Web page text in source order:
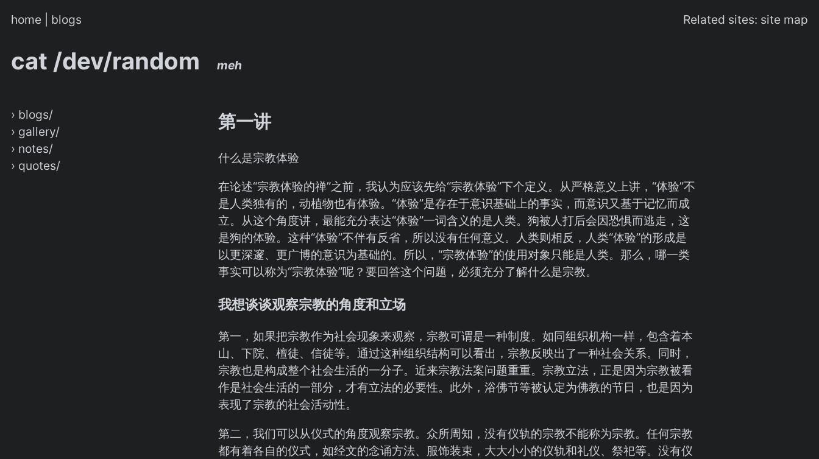
home blogs Related sites: site map
cat /dev/random meh
› blogs/
› gallery/
› notes/
› quotes/
第一讲
什么是宗教体验
在论述“宗教体验的禅”之前，我认为应该先给“宗教体验”下个定义。从严格意义上讲，“体验”不
是人类独有的，动植物也有体验。“体验”是存在于意识基础上的事实，而意识又基于记忆而成
立。从这个角度讲，最能充分表达“体验”一词含义的是人类。狗被人打后会因恐惧而逃走，这
是狗的体验。这种“体验”不伴有反省，所以没有任何意义。人类则相反，人类“体验”的形成是
以更深邃、更广博的意识为基础的。所以，“宗教体验”的使用对象只能是人类。那么，哪一类
事实可以称为“宗教体验”呢？要回答这个问题，必须充分了解什么是宗教。
我想谈谈观察宗教的角度和立场
第一，如果把宗教作为社会现象来观察，宗教可谓是一种制度。如同组织机构一样，包含着本
山、下院、檀徒、信徒等。通过这种组织结构可以看出，宗教反映出了一种社会关系。同时，
宗教也是构成整个社会生活的一分子。近来宗教法案问题重重。宗教立法，正是因为宗教被看
作是社会生活的一部分，才有立法的必要性。此外，浴佛节等被认定为佛教的节日，也是因为
表现了宗教的社会活动性。
第二，我们可以从仪式的角度观察宗教。众所周知，没有仪轨的宗教不能称为宗教。任何宗教
都有着各自的仪式，如经文的念诵方法、服饰装束，大大小小的仪轨和礼仪、祭祀等。没有仪